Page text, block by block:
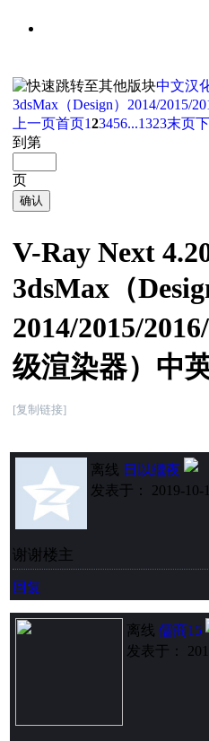
中文汉
3dsMax（Design）2014/2015/
上一页首页123456...1323末页
到第
页
确认
V-Ray Next
3dsMax（
2014/2015/
级渲染器）中
[复制链接]
离线 日以繼夜
发表于： 2019-10-
谢谢楼主
回复
离线 儒商15
发表于：